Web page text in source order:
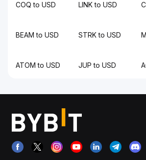
COQ to USD LINK to USD
BEAM to USD STRK to USD
ATOM to USD JUP to USD